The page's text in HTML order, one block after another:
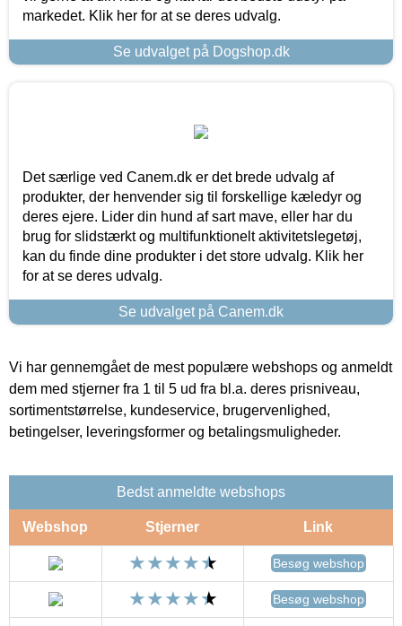
markedet. Klik her for at se deres udvalg.
Se udvalget på Dogshop.dk
Det særlige ved Canem.dk er det brede udvalg af
produkter, der henvender sig til forskellige kæledyr og
deres ejere. Lider din hund af sart mave, eller har du
brug for slidstærkt og multifunktionelt aktivitetslegetøj,
kan du finde dine produkter i det store udvalg. Klik her
for at se deres udvalg.
Se udvalget på Canem.dk
Vi har gennemgået de mest populære webshops og anmeldt
dem med stjerner fra 1 til 5 ud fra bl.a. deres prisniveau,
sortimentstørrelse, kundeservice, brugervenlighed,
betingelser, leveringsformer og betalingsmuligheder.
Bedst anmeldte webshops
Webshop Stjerner Link
Besøg webshop
Besøg webshop